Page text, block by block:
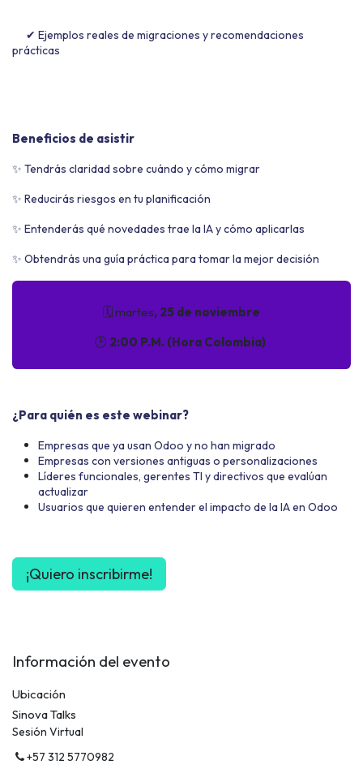
✔ Ejemplos reales de migraciones y recomendaciones
prácticas
Beneficios de asistir
✨ Tendrás claridad sobre cuándo y cómo migrar
✨ Reducirás riesgos en tu planificación
✨ Entenderás qué novedades trae la IA y cómo aplicarlas
✨ Obtendrás una guía práctica para tomar la mejor decisión
🗓️ martes, 25 de noviembre
🕑 2:00 P.M. (Hora Colombia)
¿Para quién es este webinar?
Empresas que ya usan Odoo y no han migrado
Empresas con versiones antiguas o personalizaciones
Líderes funcionales, gerentes TI y directivos que evalúan
actualizar
Usuarios que quieren entender el impacto de la IA en Odoo
¡Quiero inscribirme!
Información del evento
Ubicación
Sinova Talks
Sesión Virtual
+57 312 5770982